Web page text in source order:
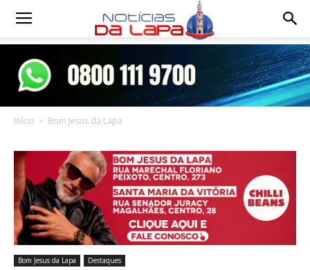
Notícias
Início Bom Jesus da Lapa
Bom Jesus da Lapa Destaques